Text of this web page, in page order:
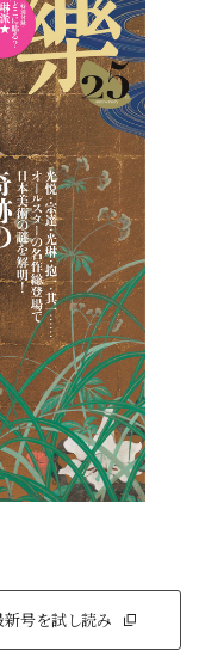
新号を試し読み